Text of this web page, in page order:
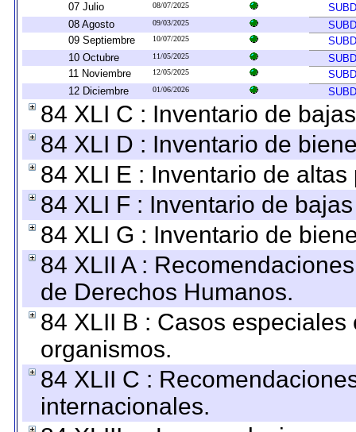
07 Julio
08/07/2025
08 Agosto
09/03/2025
09 Septiembre
10/07/2025
10 Octubre
11/05/2025
11 Noviembre
12/05/2025
12 Diciembre
01/06/2026
84 XLI C : Inventario de
84 XLI D : Inventario de
84 XLI E : Inventario de
84 XLI F : Inventario de
84 XLI G : Inventario de
84 XLII A :
de Derechos Humanos.
84 XLII B : Casos
organismos.
84 XLII C :
internacionales.